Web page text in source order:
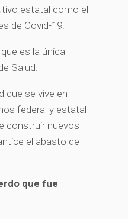
estatal como el
de Covid-19.
es la única
Salud.
que se vive en
federal y estatal
construir nuevos
el abasto de
que fue